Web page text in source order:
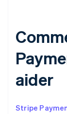
aider
Stripe